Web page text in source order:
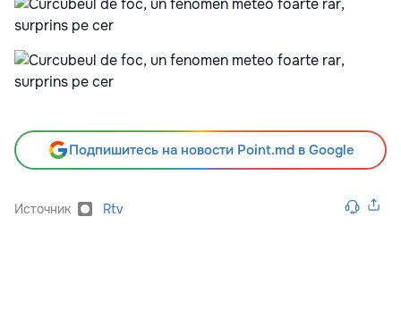
Подпишитесь на новости Point.md в Google
Источник Rtv